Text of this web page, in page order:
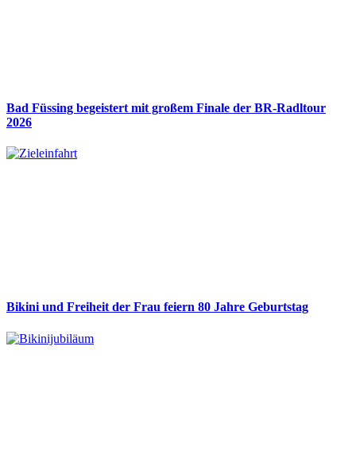
Bad Füssing begeistert mit großem Finale der BR-Radltour
2026
Bikini und Freiheit der Frau feiern 80 Jahre Geburtstag